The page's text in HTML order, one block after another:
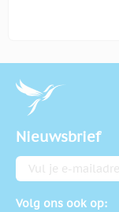
Nieuwsbrief
E-mailadres
Volg ons ook op: